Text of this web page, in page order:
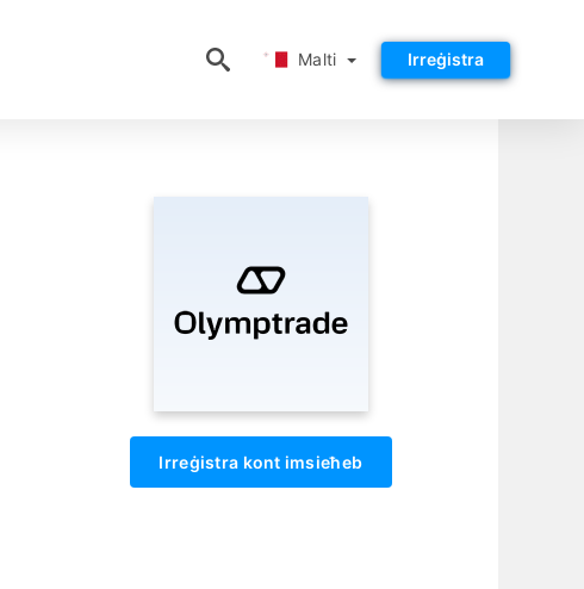
Malti Irreġistra
Irreġistra kont imsieħeb